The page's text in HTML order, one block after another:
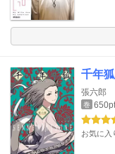
千年狐
張六郎
巻 650pt
お気に入